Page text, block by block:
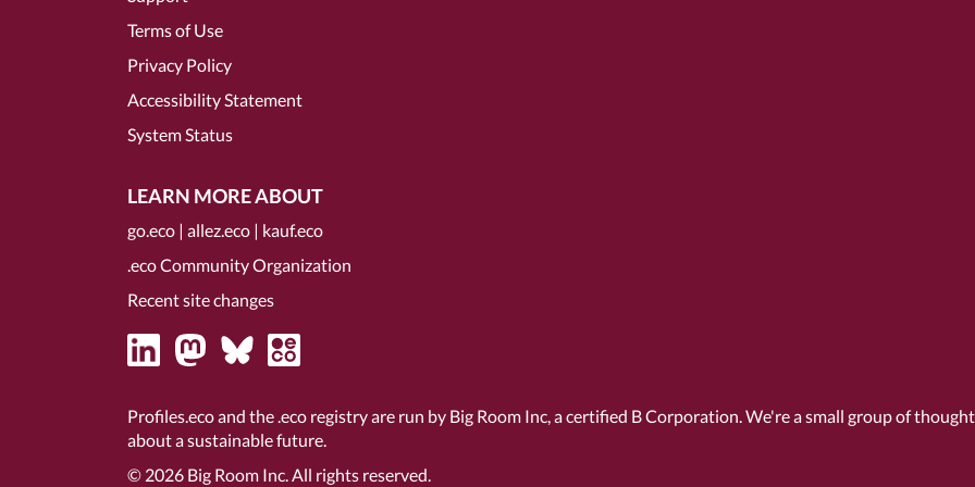
Terms of Use
Privacy Policy
Accessibility Statement
System Status
LEARN MORE ABOUT
go.eco | allez.eco | kauf.eco
.eco Community Organization
Recent site changes
Profiles.eco and the .eco registry are run by Big Room Inc, acertified B Corporation . We're a small group of
about a sustainable future.
© 2026 Big Room Inc. All rights reserved.